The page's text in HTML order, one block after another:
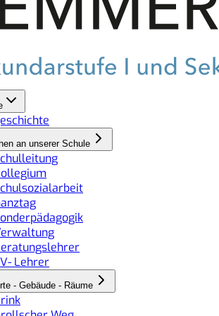
an unserer Schule
Lehrer
- Gebäude - Räume